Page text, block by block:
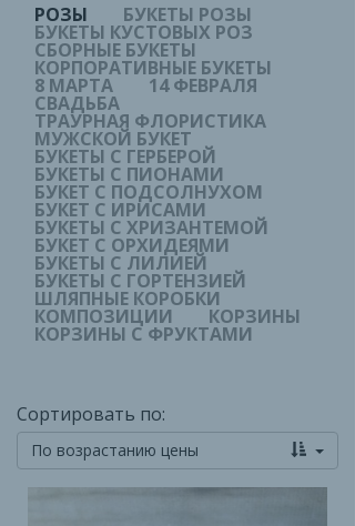
РОЗЫ БУКЕТЫ РОЗЫ
БУКЕТЫ КУСТОВЫХ РОЗ
СБОРНЫЕ БУКЕТЫ
КОРПОРАТИВНЫЕ БУКЕТЫ
8 МАРТА 14 ФЕВРАЛЯ
СВАДЬБА
ТРАУРНАЯ ФЛОРИСТИКА
МУЖСКОЙ БУКЕТ
БУКЕТЫ С ГЕРБЕРОЙ
БУКЕТЫ С ПИОНАМИ
БУКЕТ С ПОДСОЛНУХОМ
БУКЕТ С ИРИСАМИ
БУКЕТЫ С ХРИЗАНТЕМОЙ
БУКЕТ С ОРХИДЕЯМИ
БУКЕТЫ С ЛИЛИЕЙ
БУКЕТЫ С ГОРТЕНЗИЕЙ
ШЛЯПНЫЕ КОРОБКИ
КОМПОЗИЦИИ КОРЗИНЫ
КОРЗИНЫ С ФРУКТАМИ
Сортировать по:
По возрастанию цены